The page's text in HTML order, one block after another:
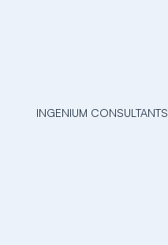
INGENIUM CONSULTANTS